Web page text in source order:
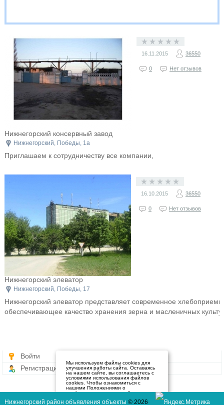
Нижнегорский консервный завод
Нижнегорский, Победы, 1а
Приглашаем к сотрудничеству все компании,
16.11.2015 36550
0 Нет отзывов
Нижнегорский элеватор
Нижнегорский, Победы, 17
Нижнегорский элеватор представляет современное
обеспечивающее качество хранения зерна и масленичных
16.10.2015 36550
0 Нет отзывов
Войти
Регистрация
Мы используем файлы cookies для
улучшения работы сайта. Оставаясь
на нашем сайте, вы соглашаетесь с
условиями использования файлов
cookies. Чтобы ознакомиться с
нашими Положениями о
конфиденциальности и об
нажмите здесь.
Нижнегорский район объявления объекты © 2026